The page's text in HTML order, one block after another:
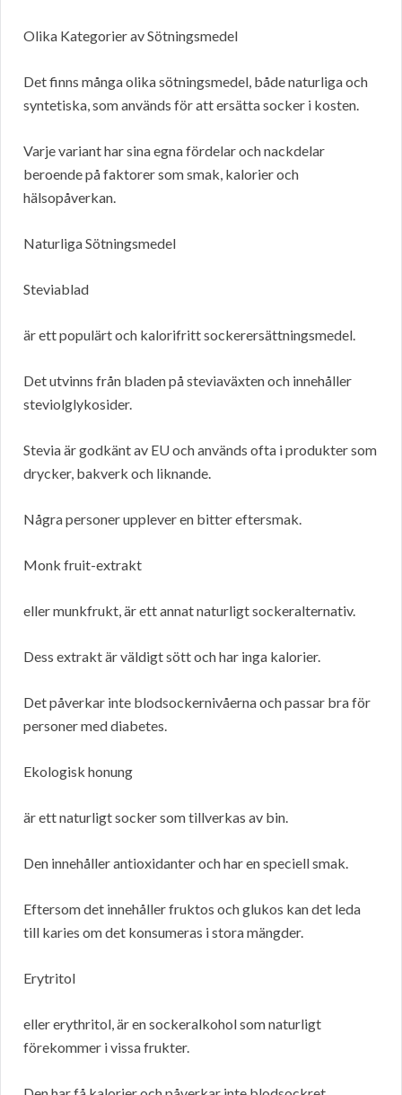
Olika Kategorier av Sötningsmedel
Det finns många olika sötningsmedel, både naturliga och
syntetiska, som används för att ersätta socker i kosten.
Varje variant har sina egna fördelar och nackdelar
beroende på faktorer som smak, kalorier och
hälsopåverkan.
Naturliga Sötningsmedel
Steviablad
är ett populärt och kalorifritt sockerersättningsmedel.
Det utvinns från bladen på steviaväxten och innehåller
steviolglykosider.
Stevia är godkänt av EU och används ofta i produkter som
drycker, bakverk och liknande.
Några personer upplever en bitter eftersmak.
Monk fruit-extrakt
eller munkfrukt, är ett annat naturligt sockeralternativ.
Dess extrakt är väldigt sött och har inga kalorier.
Det påverkar inte blodsockernivåerna och passar bra för
personer med diabetes.
Ekologisk honung
är ett naturligt socker som tillverkas av bin.
Den innehåller antioxidanter och har en speciell smak.
Eftersom det innehåller fruktos och glukos kan det leda
till karies om det konsumeras i stora mängder.
Erytritol
eller erythritol, är en sockeralkohol som naturligt
förekommer i vissa frukter.